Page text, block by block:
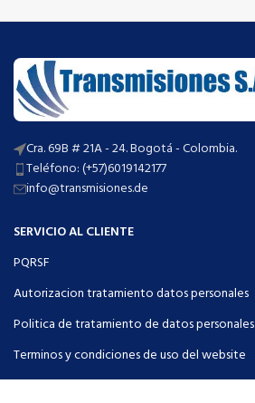
Cra. 69B # 21A - 24. Bogotá - Colombia.
Teléfono: (+57)6019142177
info@transmisiones.de
SERVICIO AL CLIENTE
PQRSF
Autorizacion tratamiento datos personales
Politica de tratamiento de datos personales
Terminos y condiciones de uso del website
Intranet